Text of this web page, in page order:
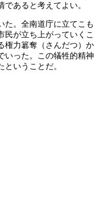
あると考えてよい。
。全南道庁に立てこも
民が立ち上がっていくこ
権力簒奪（さんだつ）か
いった。この犠牲的精神
いうことだ。